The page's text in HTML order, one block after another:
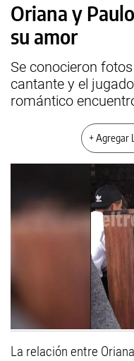
Oriana y
su amor
Se conocieron
cantante y el
romántico
+ Agregar
La relación entre